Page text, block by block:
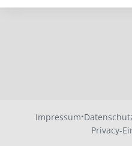
Impressum·
Privacy-